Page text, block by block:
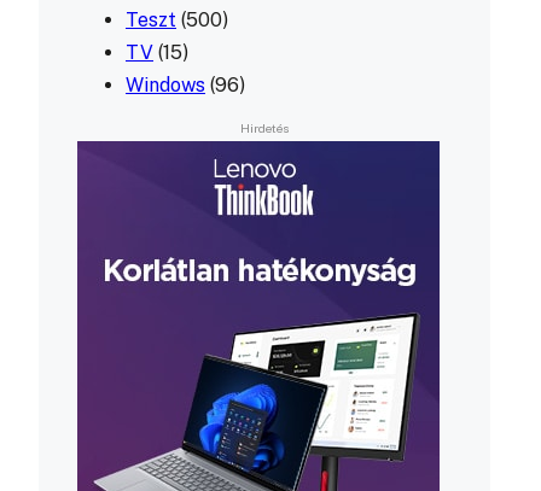
Teszt (500)
TV (15)
Windows (96)